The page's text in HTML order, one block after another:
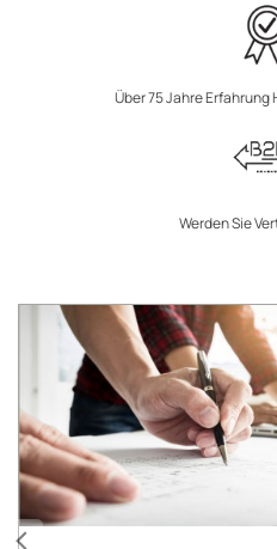
Über 75 Jahre Erfahrung
Werden Sie